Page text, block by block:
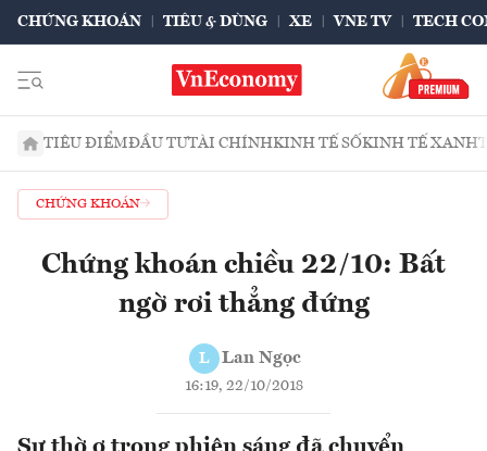
CHỨNG KHOÁN TIÊU & DÙNG XE VNE TV TECH
TIÊU ĐIỂMĐẦU TƯTÀI CHÍNHKINH TẾ SỐKINH TẾ XANH
CHỨNG KHOÁN
Chứng khoán chiều 22/10: Bất
ngờ rơi thẳng đứng
L Lan Ngọc
16:19, 22/10/2018